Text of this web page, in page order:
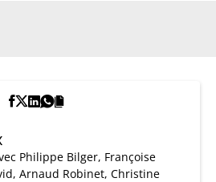
Philippe Bilger, Françoise
Arnaud Robinet, Christine